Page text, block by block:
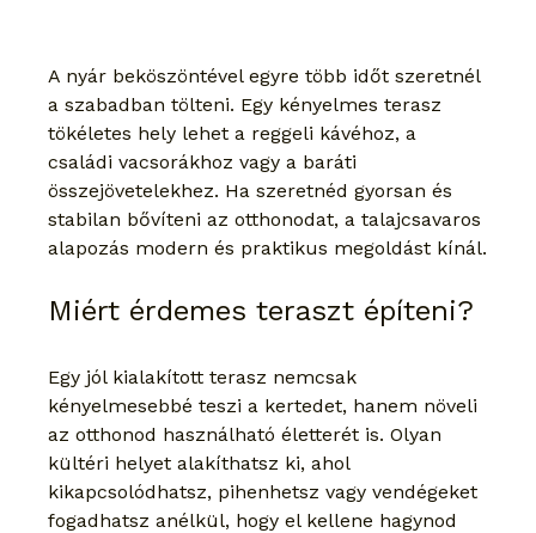
A nyár beköszöntével egyre több időt szeretnél
a szabadban tölteni. Egy kényelmes terasz
tökéletes hely lehet a reggeli kávéhoz, a
családi vacsorákhoz vagy a baráti
összejövetelekhez. Ha szeretnéd gyorsan és
stabilan bővíteni az otthonodat, a talajcsavaros
alapozás modern és praktikus megoldást kínál.
Miért érdemes teraszt építeni?
Egy jól kialakított terasz nemcsak
kényelmesebbé teszi a kertedet, hanem növeli
az otthonod használható életterét is. Olyan
kültéri helyet alakíthatsz ki, ahol
kikapcsolódhatsz, pihenhetsz vagy vendégeket
fogadhatsz anélkül, hogy el kellene hagynod